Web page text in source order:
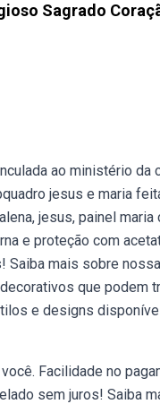
Sagrado
ao ministério da
jesus e maria
jesus, painel
e proteção com
Saiba mais sobre
que podem
e designs
Facilidade no
sem juros! Saiba